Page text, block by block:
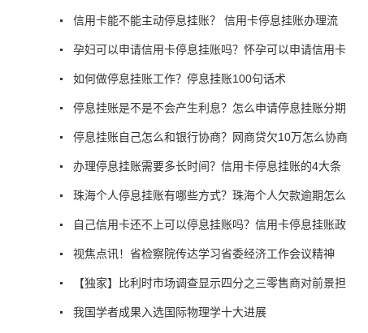
信用卡能不能主动停息挂账？ 信用卡停息挂账办理流
孕妇可以申请信用卡停息挂账吗？怀孕可以申请信用卡
如何做停息挂账工作？停息挂账100句话术
停息挂账是不是不会产生利息？怎么申请停息挂账分期
停息挂账自己怎么和银行协商？网商贷欠10万怎么协商
办理停息挂账需要多长时间？信用卡停息挂账的4大条
珠海个人停息挂账有哪些方式？珠海个人欠款逾期怎么
自己信用卡还不上可以停息挂账吗？信用卡停息挂账政
视焦点讯！省检察院传达学习省委经济工作会议精神
【独家】比利时市场调查显示四分之三零售商对前景担
我国学者成果入选国际物理学十大进展